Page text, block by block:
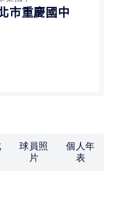
市重慶國中
球員照
片
個人年
表